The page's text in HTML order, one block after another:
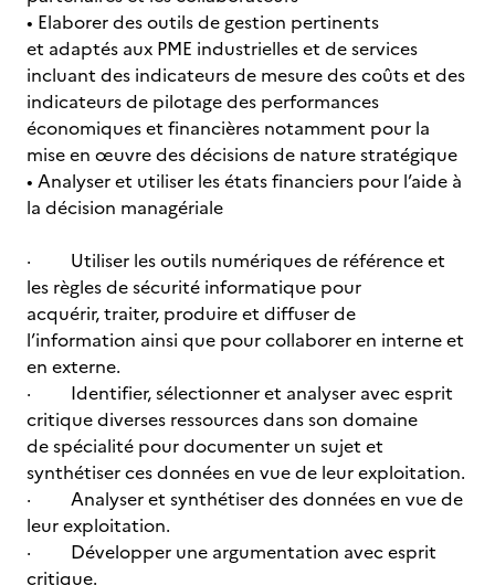
• Elaborer des outils de gestion pertinents
et adaptés aux PME industrielles et de services
incluant des indicateurs de mesure des coûts et des
indicateurs de pilotage des performances
économiques et financières notamment pour la
mise en œuvre des décisions de nature stratégique
• Analyser et utiliser les états financiers pour l’aide à
la décision managériale
· Utiliser les outils numériques de référence et
les règles de sécurité informatique pour
acquérir, traiter, produire et diffuser de
l’information ainsi que pour collaborer en interne et
en externe.
· Identifier, sélectionner et analyser avec esprit
critique diverses ressources dans son domaine
de spécialité pour documenter un sujet et
synthétiser ces données en vue de leur exploitation.
· Analyser et synthétiser des données en vue de
leur exploitation.
· Développer une argumentation avec esprit
critique.